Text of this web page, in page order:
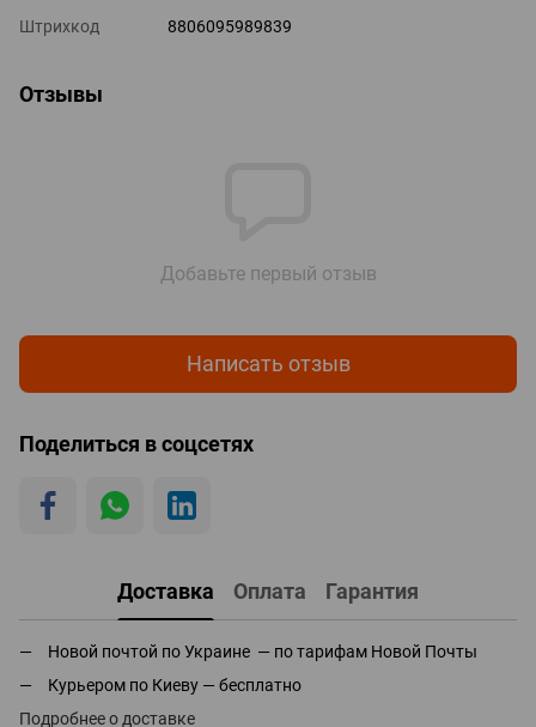
Штрихкод
8806095989839
Отзывы
Добавьте первый отзыв
Написать отзыв
Поделиться в соцсетях
Доставка Оплата Гарантия
Новой почтой по Украине — по тарифам Новой Почты
Курьером по Киеву — бесплатно
Подробнее о доставке